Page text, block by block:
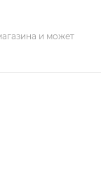
и может